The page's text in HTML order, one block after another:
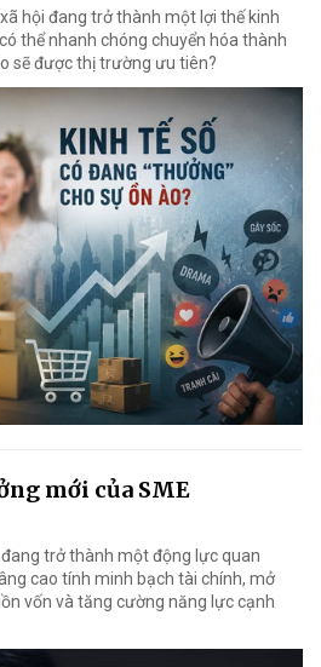
hội đang trở thành một lợi thế kinh
thể nhanh chóng chuyển hóa thành
sẽ được thị trường ưu tiên?
mới của SME
trở thành một động lực quan
cao tính minh bạch tài chính, mở
vốn và tăng cường năng lực cạnh